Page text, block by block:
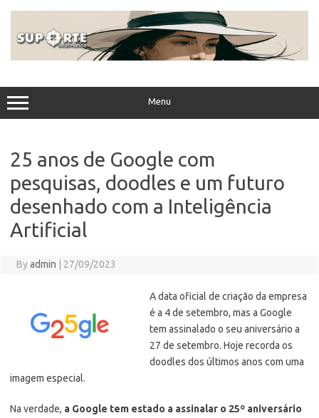
Menu
25 anos de Google com
pesquisas, doodles e um futuro
desenhado com a Inteligência
Artificial
Byadmin 27/09/2023
A data oficial de criação da empresa
é a 4 de setembro, mas a Google
tem assinalado o seu aniversário a
27 de setembro. Hoje recorda os
doodles dos últimos anos com uma
imagem especial.
Na verdade, a Google tem estado a assinalar o 25º aniversário